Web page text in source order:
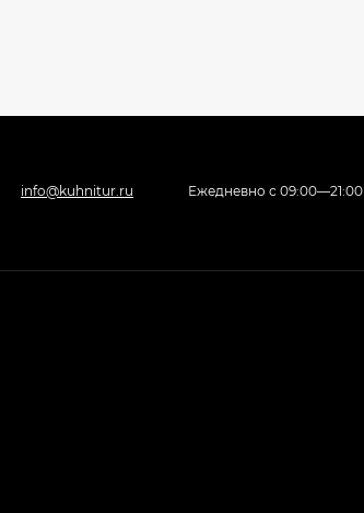
info@kuhnitur.ru Ежедневно с 09:00—21:00